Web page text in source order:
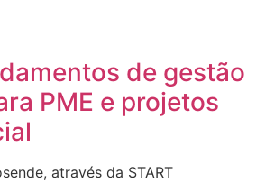
de gestão
PME e projetos
através da START